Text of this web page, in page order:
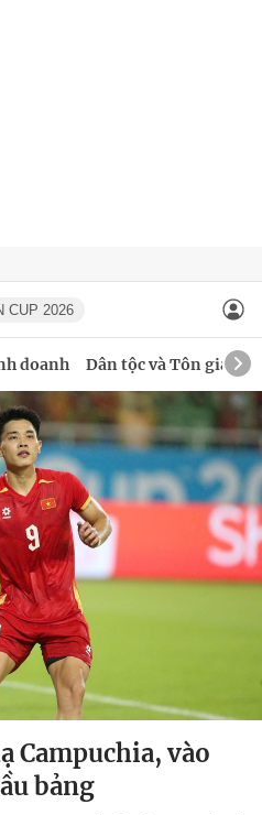
CUP 2026
doanh Dân tộc và Tôn giáo
Campuchia, vào
bảng